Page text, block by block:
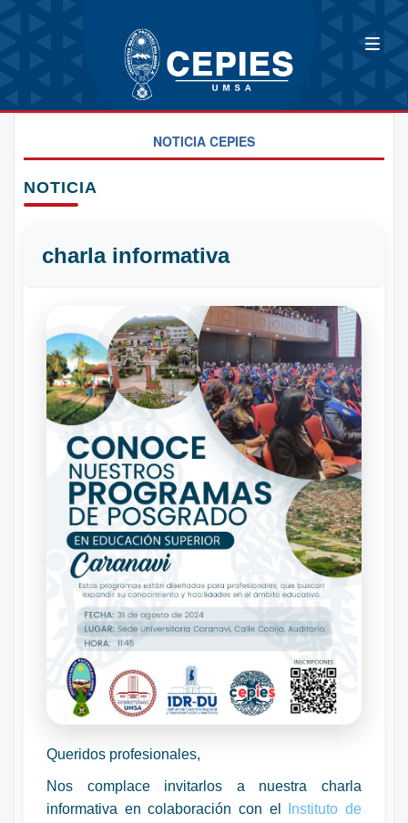
NOTICIA CEPIES
NOTICIA
charla informativa
Queridos profesionales,
Nos complace invitarlos a nuestra charla
informativa en colaboración con el
Instituto de